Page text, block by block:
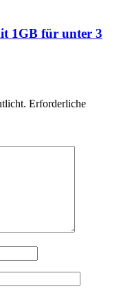
1GB für unter 3
Erforderliche